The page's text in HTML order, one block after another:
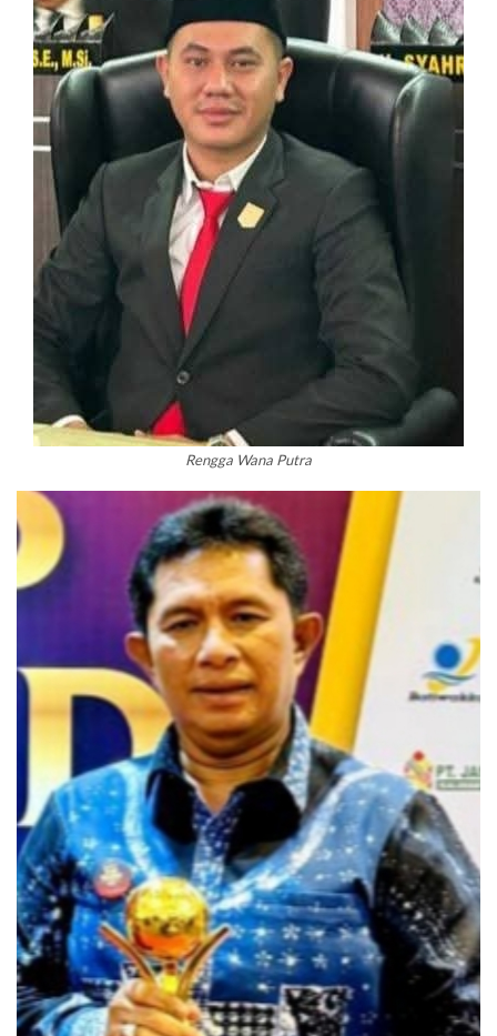
Rengga Wana Putra